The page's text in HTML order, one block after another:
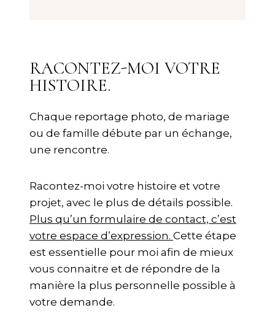
RACONTEZ-MOI VOTRE
HISTOIRE.
Chaque reportage photo, de mariage
ou de famille débute par un échange,
une rencontre.
Racontez-moi votre histoire et votre
projet, avec le plus de détails possible.
Plus qu’un formulaire de contact, c’est
votre espace d’expression. Cette étape
est essentielle pour moi afin de mieux
vous connaitre et de répondre de la
manière la plus personnelle possible à
votre demande.